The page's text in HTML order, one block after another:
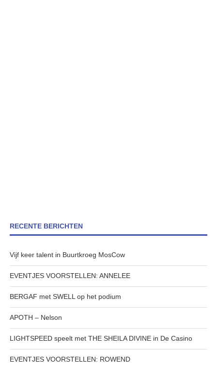
RECENTE BERICHTEN
Vijf keer talent in Buurtkroeg MosCow
EVENTJES VOORSTELLEN: ANNELEE
BERGAF met SWELL op het podium
APOTH – Nelson
LIGHTSPEED speelt met THE SHEILA DIVINE in De Casino
EVENTJES VOORSTELLEN: ROWEND